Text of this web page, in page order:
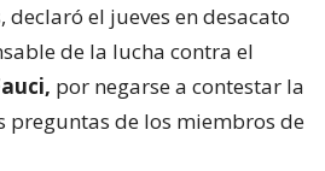
el jueves en desacato
de la lucha contra el
por negarse a contestar la
preguntas de los miembros de